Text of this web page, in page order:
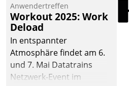
Anwendertreffen
Workout 2025: Work
Deload
In entspannter
Atmosphäre findet am 6.
und 7. Mai Datatrains
Netzwerk-Event im